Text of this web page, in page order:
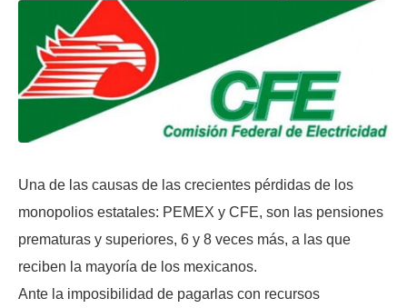
Una de las causas de las crecientes pérdidas de los
monopolios estatales: PEMEX y CFE, son las pensiones
prematuras y superiores, 6 y 8 veces más, a las que
reciben la mayoría de los mexicanos.
Ante la imposibilidad de pagarlas con recursos